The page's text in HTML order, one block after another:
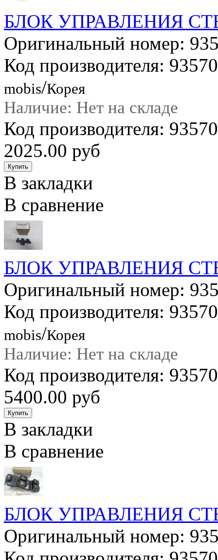
БЛОК УПРАВЛЕНИЯ
Оригинальный номер:
Код производителя:
mobis/Корея
Наличие: Нет на складе
Код производителя:
2025.00 руб
В закладки
В сравнение
БЛОК УПРАВЛЕНИЯ
Оригинальный номер:
Код производителя:
mobis/Корея
Наличие: Нет на складе
Код производителя:
5400.00 руб
В закладки
В сравнение
БЛОК УПРАВЛЕНИЯ
Оригинальный номер: